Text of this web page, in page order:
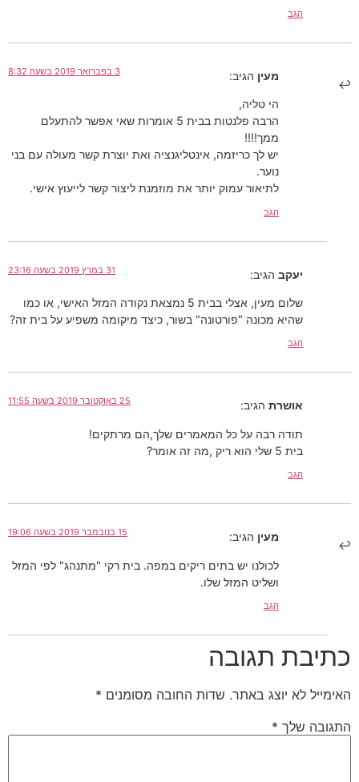
הגב
מעין הגיב: 3 בפברואר 2019 בשעה 8:32
הי טליה,
הרבה פלנטות בבית 5 אומרות שאי אפשר להתעלם
ממך!!!!
יש לך כריזמה, אינטליגנציה ואת יוצרת קשר מעולה עם בני
נוער.
לתיאור עמוק יותר את מוזמנת ליצור קשר לייעוץ אישי.
הגב
יעקב הגיב: 31 במרץ 2019 בשעה 23:16
שלום מעין, אצלי בבית 5 נמצאת נקודה המזל האישי, או כמו
שהיא מכונה "פורטונה" בשור, כיצד מיקומה משפיע על בית זה?
הגב
אושרת הגיב: 25 באוקטובר 2019 בשעה 11:55
תודה רבה על כל המאמרים שלך,הם מרתקים!
בית 5 שלי הוא ריק ,מה זה אומר?
הגב
מעין הגיב: 15 בנובמבר 2019 בשעה 19:06
לכולנו יש בתים ריקים במפה. בית רקי "מתנהג" לפי המזל
ושליט המזל שלו.
הגב
כתיבת תגובה
האימייל לא יוצג באתר. שדות החובה מסומנים *
התגובה שלך *